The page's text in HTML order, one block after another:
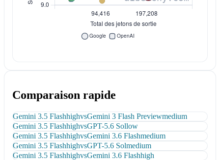
Comparaison rapide
Gemini 3.5 FlashhighvsGemini 3 Flash Previewmedium
Gemini 3.5 FlashhighvsGPT-5.6 Sollow
Gemini 3.5 FlashhighvsGemini 3.6 Flashmedium
Gemini 3.5 FlashhighvsGPT-5.6 Solmedium
Gemini 3.5 FlashhighvsGemini 3.6 Flashhigh